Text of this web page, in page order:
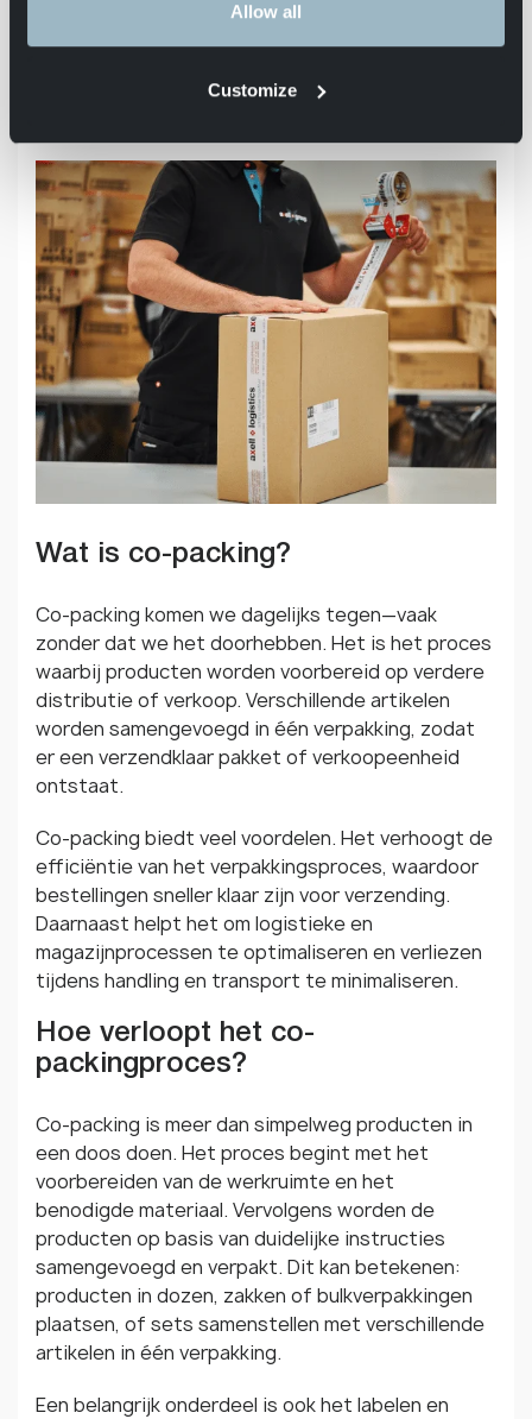
Allow all
Customize
dat precies, en waarom is het zo
belangrijk? In deze gids leggen we uit
wat co-packing is, wat de voordelen
Wat is co-packing?
Co-packing komen we dagelijks tegen—vaak
zonder dat we het doorhebben. Het is het proces
waarbij producten worden voorbereid op verdere
distributie of verkoop. Verschillende artikelen
worden samengevoegd in één verpakking, zodat
er een verzendklaar pakket of verkoopeenheid
ontstaat.
Co-packing biedt veel voordelen. Het verhoogt de
efficiëntie van het verpakkingsproces, waardoor
bestellingen sneller klaar zijn voor verzending.
Daarnaast helpt het om logistieke en
magazijnprocessen te optimaliseren en verliezen
tijdens handling en transport te minimaliseren.
Hoe verloopt het co-
packingproces?
Co-packing is meer dan simpelweg producten in
een doos doen. Het proces begint met het
voorbereiden van de werkruimte en het
benodigde materiaal. Vervolgens worden de
producten op basis van duidelijke instructies
samengevoegd en verpakt. Dit kan betekenen:
producten in dozen, zakken of bulkverpakkingen
plaatsen, of sets samenstellen met verschillende
artikelen in één verpakking.
Een belangrijk onderdeel is ook het labelen en